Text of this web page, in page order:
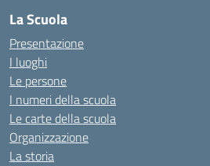
La Scuola
Presentazione
I luoghi
Le persone
I numeri della scuola
Le carte della scuola
Organizzazione
La storia